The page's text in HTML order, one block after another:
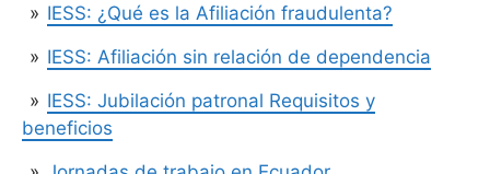
IESS: ¿Qué es la Afiliación fraudulenta?
IESS: Afiliación sin relación de dependencia
IESS: Jubilación patronal Requisitos y
beneficios